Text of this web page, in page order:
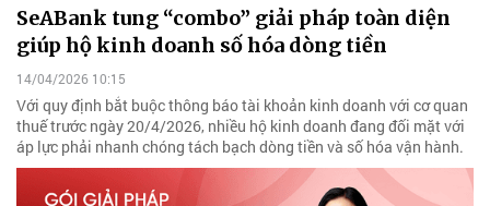
SeABank tung “combo” giải pháp toàn diện
giúp hộ kinh doanh số hóa dòng tiền
14/04/2026 10:15
Với quy định bắt buộc thông báo tài khoản kinh doanh với cơ quan
thuế trước ngày 20/4/2026, nhiều hộ kinh doanh đang đối mặt với
áp lực phải nhanh chóng tách bạch dòng tiền và số hóa vận hành.